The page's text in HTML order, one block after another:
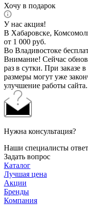
Хочу в подарок
У нас акция!
В Хабаровске,
от 1 000 руб.
Во Владивостоке
Внимание! Сейчас
раз в сутки. При заказе
размеры могут уже
улучшение работы
Нужна консультация?
Наши специалисты
Задать вопрос
Каталог
Лучшая цена
Акции
Бренды
Компания